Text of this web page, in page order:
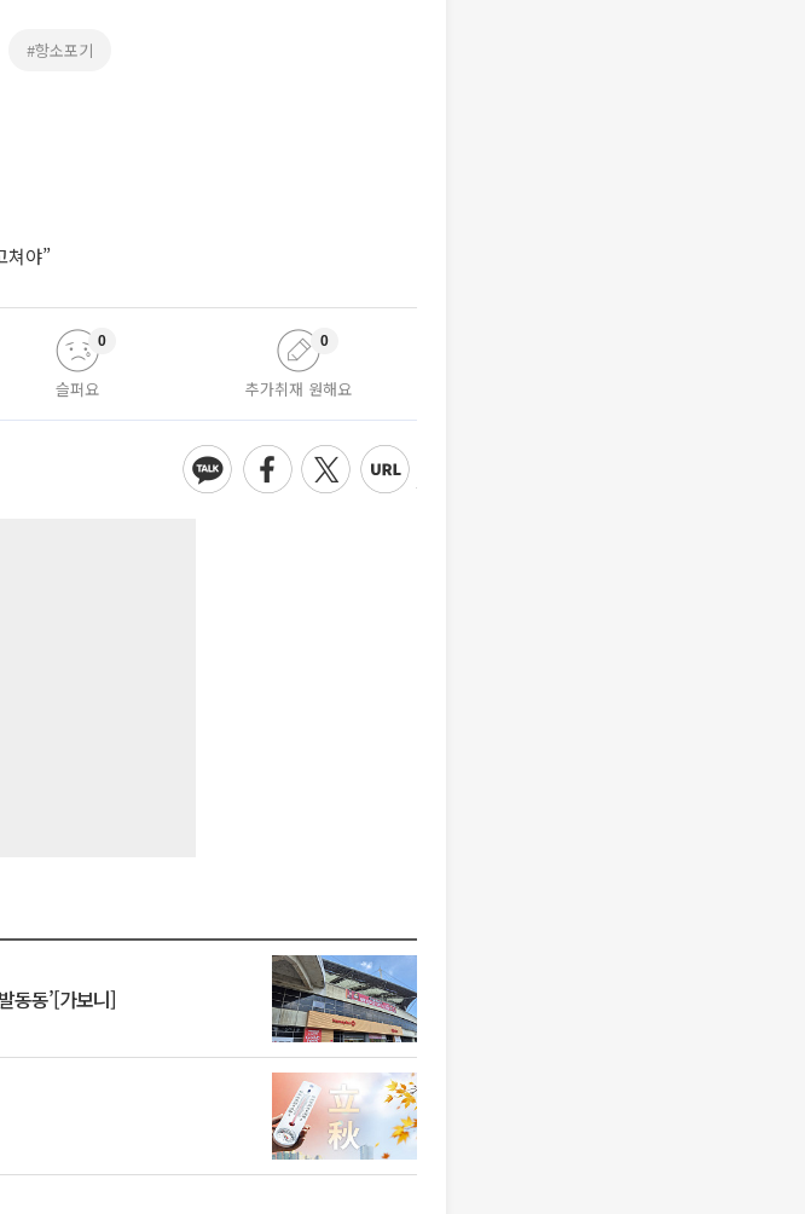
#항소포기
쳐야”
슬퍼요
0
추가취재 원해요
0
동동’[가보니]